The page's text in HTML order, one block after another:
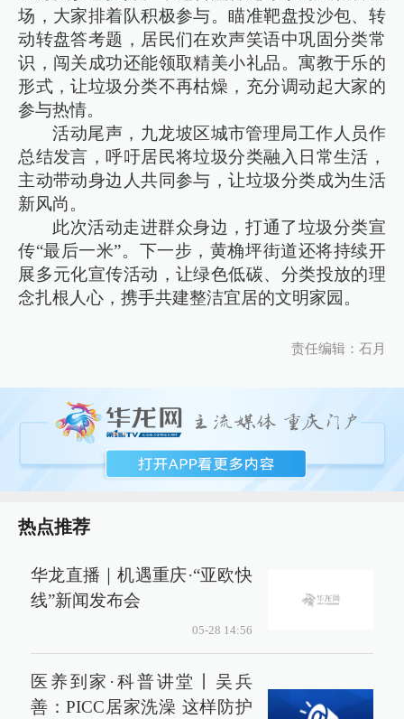
场，大家排着队积极参与。瞄准靶盘投沙包、转
动转盘答考题，居民们在欢声笑语中巩固分类常
识，闯关成功还能领取精美小礼品。寓教于乐的
形式，让垃圾分类不再枯燥，充分调动起大家的
参与热情。
活动尾声，九龙坡区城市管理局工作人员作
总结发言，呼吁居民将垃圾分类融入日常生活，
主动带动身边人共同参与，让垃圾分类成为生活
新风尚。
此次活动走进群众身边，打通了垃圾分类宣
传“最后一米”。下一步，黄桷坪街道还将持续开
展多元化宣传活动，让绿色低碳、分类投放的理
念扎根人心，携手共建整洁宜居的文明家园。
责任编辑：石月
热点推荐
华龙直播｜机遇重庆·“亚欧快
线”新闻发布会
05-28 14:56
医养到家·科普讲堂丨吴兵
善：PICC居家洗澡 这样防护